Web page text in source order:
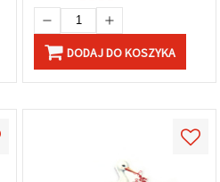
DODAJ DO KOSZYKA